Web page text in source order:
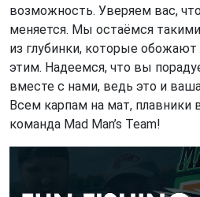
возможность. Уверяем вас,
меняется. Мы остаёмся
из глубинки, которые
этим. Надеемся, что вы
вместе с нами, ведь это и
Всем карпам на мат, плавники
команда Mad Man’s Team!